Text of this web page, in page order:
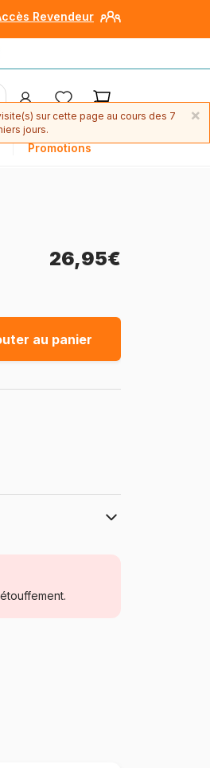
Revendeur
Promotions
26,95€
au panier
(500 à 48.000
×
sur cette page au cours des 7
jours.